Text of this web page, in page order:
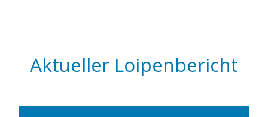
Aktueller Loipenbericht